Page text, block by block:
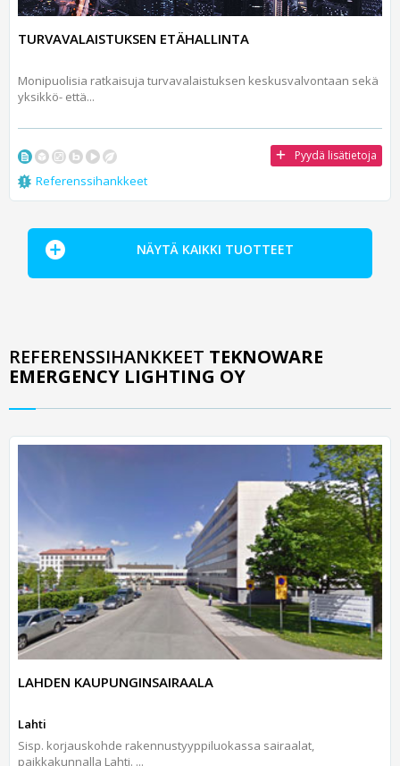
TURVAVALAISTUKSEN ETÄHALLINTA
Monipuolisia ratkaisuja turvavalaistuksen keskusvalvontaan sekä
yksikkö- että...
Pyydä lisätietoja
Referenssihankkeet
NÄYTÄ KAIKKI TUOTTEET
REFERENSSIHANKKEET TEKNOWARE
EMERGENCY LIGHTING OY
LAHDEN KAUPUNGINSAIRAALA
Lahti
Sisp. korjauskohde rakennustyyppiluokassa sairaalat,
paikkakunnalla Lahti. ...